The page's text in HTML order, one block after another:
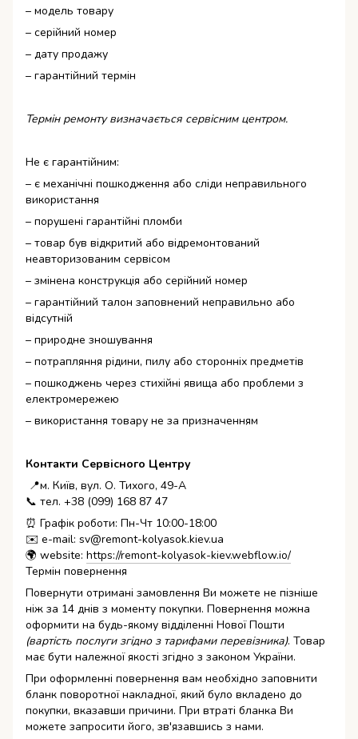
– модель товару
– серійний номер
– дату продажу
– гарантійний термін
Термін ремонту визначається сервісним центром.
Не є гарантійним:
– є механічні пошкодження або сліди неправильного
використання
– порушені гарантійні пломби
– товар був відкритий або відремонтований
неавторизованим сервісом
– змінена конструкція або серійний номер
– гарантійний талон заповнений неправильно або
відсутній
– природне зношування
– потрапляння рідини, пилу або сторонніх предметів
– пошкоджень через стихійні явища або проблеми з
електромережею
– використання товару не за призначенням
Контакти Сервісного Центру
📍м. Київ, вул. О. Тихого, 49-А
📞 тел. +38 (099) 168 87 47
⏰ Графік роботи: Пн-Чт 10:00-18:00
✉️ e-mail: sv@remont-kolyasok.kiev.ua
🌍 website: https://remont-kolyasok-kiev.webflow.io/
Термін повернення
Повернути отримані замовлення Ви можете не пізніше
ніж за 14 днів з моменту покупки. Повернення можна
оформити на будь-якому відділенні Нової Пошти
(вартість послуги згідно з тарифами перевізника). Товар
має бути належної якості згідно з законом України.
При оформленні повернення вам необхідно заповнити
бланк поворотної накладної, який було вкладено до
покупки, вказавши причини. При втраті бланка Ви
можете запросити його, зв'язавшись з нами.